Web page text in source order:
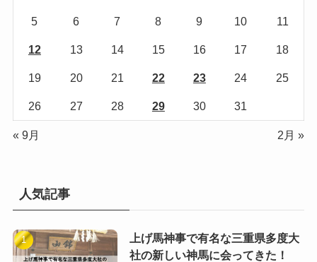
5 6 7 8 9 10 11
12 13 14 15 16 17 18
19 20 21 22 23 24 25
26 27 28 29 30 31
« 9月 2月 »
人気記事
上げ馬神事で有名な三重県多度大
社の新しい神馬に会ってきた！